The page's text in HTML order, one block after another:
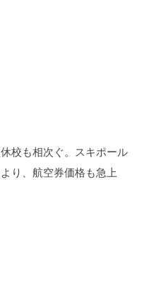
校も相次ぐ。スキポール
り、航空券価格も急上